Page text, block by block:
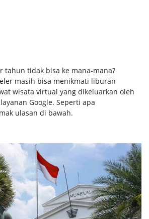
tahun tidak bisa ke mana-mana?
masih bisa menikmati liburan
wisata virtual yang dikeluarkan oleh
Google. Seperti apa
ulasan di bawah.